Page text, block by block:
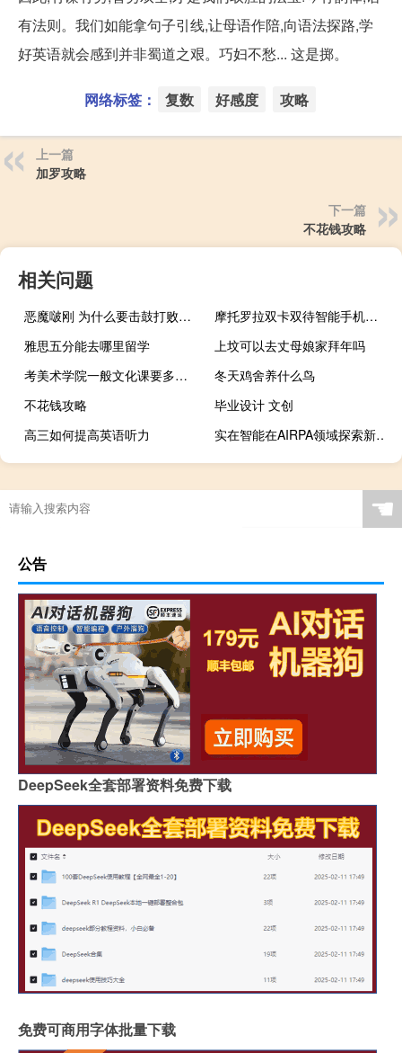
有法则。我们如能拿句子引线,让母语作陪,向语法探路,学
好英语就会感到并非蜀道之艰。巧妇不愁... 这是掷。
网络标签： 复数 好感度 攻略
上一篇
加罗攻略
下一篇
不花钱攻略
相关问题
恶魔啵刚 为什么要击鼓打败杉之恶魔啵刚什么梗
摩托罗拉双卡双待智能手机（摩托罗拉手机什么类型是双卡）
雅思五分能去哪里留学
上坟可以去丈母娘家拜年吗
考美术学院一般文化课要多少分
冬天鸡舍养什么鸟
不花钱攻略
毕业设计 文创
高三如何提高英语听力
实在智能在AIRPA领域探索新道路
☚
公告
DeepSeek全套部署资料免费下载
免费可商用字体批量下载